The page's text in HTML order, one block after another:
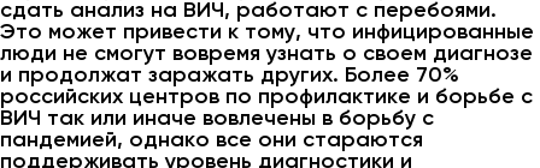
сдать анализ на ВИЧ, работают с перебоями.
Это может привести к тому, что инфицированные
люди не смогут вовремя узнать о своем диагнозе
и продолжат заражать других. Более 70%
российских центров по профилактике и борьбе с
ВИЧ так или иначе вовлечены в борьбу с
пандемией, однако все они стараются
поддерживать уровень диагностики и